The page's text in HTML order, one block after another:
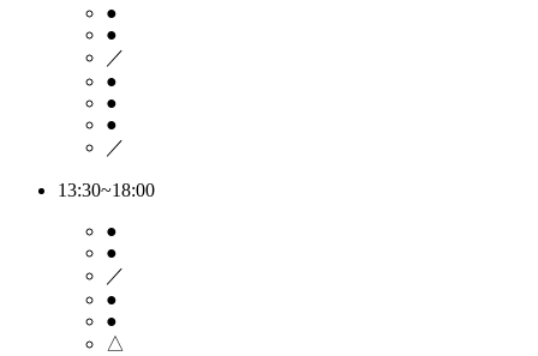
●
●
／
●
●
●
／
13:30~18:00
●
●
／
●
●
△